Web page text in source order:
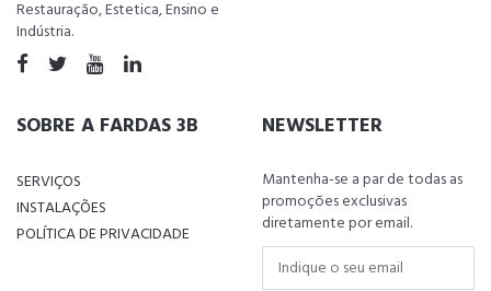
Restauração, Estetica, Ensino e
Indústria.
SOBRE A FARDAS 3B
SERVIÇOS
INSTALAÇÕES
POLÍTICA DE PRIVACIDADE
NEWSLETTER
Mantenha-se a par de todas as
promoções exclusivas
diretamente por email.